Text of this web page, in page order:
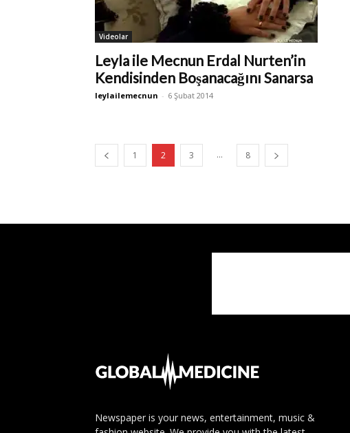
Videolar
Leyla ile Mecnun Erdal Nurten’in
Kendisinden Boşanacağını Sanarsa
leylailemecnun - 6 Şubat 2014
1 2 3 ... 8
Newspaper is your news, entertainment, music &